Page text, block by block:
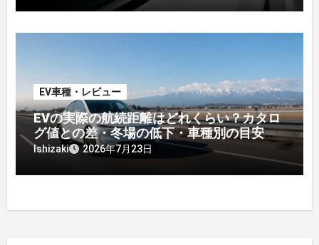
EV車種・レビュー
EVの実際の航続距離はどれくらい？カタロ
グ値との差・冬場の低下・車種別の目安
【2026年オーナー実測】
Ishizaki 2026年7月23日